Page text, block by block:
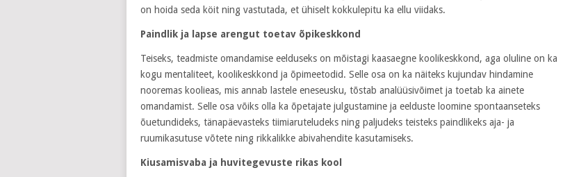
on hoida seda köit ning vastutada, et ühiselt kokkulepitu ka ellu viidaks.
Paindlik ja lapse arengut toetav õpikeskkond
Teiseks, teadmiste omandamise eelduseks on mõistagi kaasaegne koolikeskkond, aga oluline on ka
kogu mentaliteet, koolikeskkond ja õpimeetodid. Selle osa on ka näiteks kujundav hindamine
nooremas koolieas, mis annab lastele eneseusku, tõstab analüüsivõimet ja toetab ka ainete
omandamist. Selle osa võiks olla ka õpetajate julgustamine ja eelduste loomine spontaanseteks
õuetundideks, tänapäevasteks tiimiaruteludeks ning paljudeks teisteks paindlikeks aja- ja
ruumikasutuse võtete ning rikkalikke abivahendite kasutamiseks.
Kiusamisvaba ja huvitegevuste rikas kool